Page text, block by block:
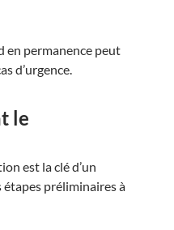
en permanence peut
d’urgence.
le
est la clé d’un
étapes préliminaires à